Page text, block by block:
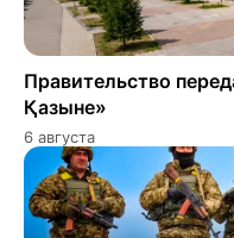
Правительство
Қазыне»
6 августа